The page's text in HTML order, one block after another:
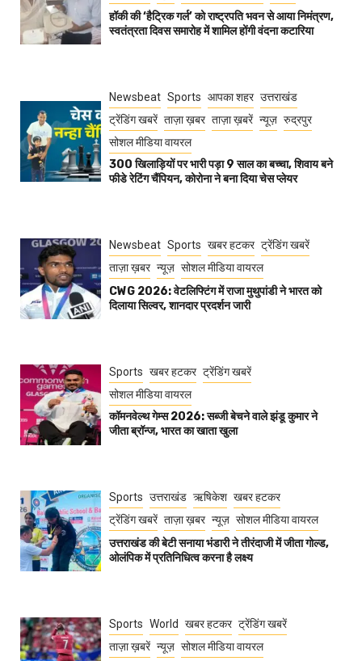
हॉकी की ‘हैट्रिक गर्ल’ को राष्ट्रपति भवन से आया निमंत्रण,
स्वतंत्रता दिवस समारोह में शामिल होंगी वंदना कटारिया
Newsbeat Sports आपका शहर उत्तराखंड
ट्रेंडिंग खबरें ताज़ा ख़बर ताज़ा ख़बरें न्यूज़ रुद्रपुर
सोशल मीडिया वायरल
300 खिलाड़ियों पर भारी पड़ा 9 साल का बच्चा, शिवाय बने
फीडे रेटिंग चैंपियन, कोरोना ने बना दिया चेस प्लेयर
Newsbeat Sports खबर हटकर ट्रेंडिंग खबरें
ताज़ा ख़बर न्यूज़ सोशल मीडिया वायरल
CWG 2026: वेटलिफ्टिंग में राजा मुथुपांडी ने भारत को
दिलाया सिल्वर, शानदार प्रदर्शन जारी
Sports खबर हटकर ट्रेंडिंग खबरें
सोशल मीडिया वायरल
कॉमनवेल्थ गेम्स 2026: सब्जी बेचने वाले झंडू कुमार ने
जीता ब्रॉन्ज, भारत का खाता खुला
Sports उत्तराखंड ऋषिकेश खबर हटकर
ट्रेंडिंग खबरें ताज़ा ख़बर न्यूज़ सोशल मीडिया वायरल
उत्तराखंड की बेटी सनाया भंडारी ने तीरंदाजी में जीता गोल्ड,
ओलंपिक में प्रतिनिधित्व करना है लक्ष्य
Sports World खबर हटकर ट्रेंडिंग खबरें
ताज़ा ख़बरें न्यूज़ सोशल मीडिया वायरल